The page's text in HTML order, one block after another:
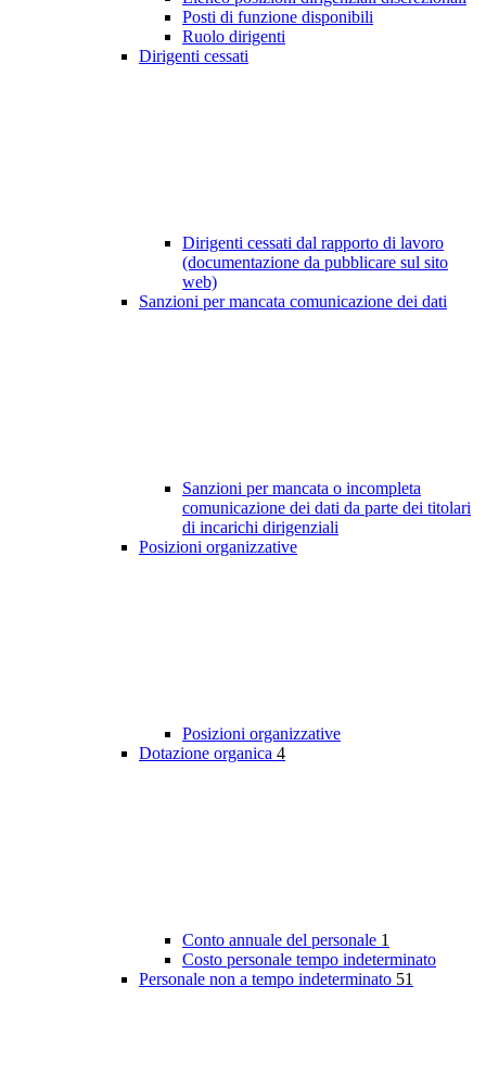
Posti di funzione disponibili
Ruolo dirigenti
Dirigenti cessati
Dirigenti cessati dal rapporto di lavoro
(documentazione da pubblicare sul sito
web)
Sanzioni per mancata comunicazione dei dati
Sanzioni per mancata o incompleta
comunicazione dei dati da parte dei titolari
di incarichi dirigenziali
Posizioni organizzative
Posizioni organizzative
Dotazione organica 4
Conto annuale del personale 1
Costo personale tempo indeterminato
Personale non a tempo indeterminato 51